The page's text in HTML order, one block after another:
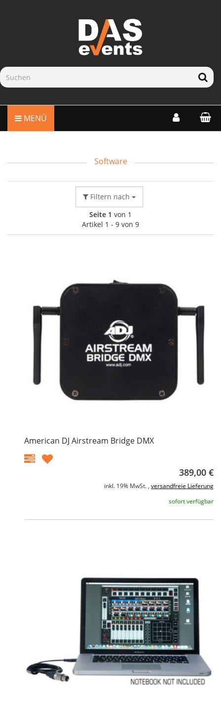
MENÜ
Software
Filtern nach
Seite 1 von 1
Artikel 1 - 9 von 9
American DJ Airstream Bridge DMX
389,00 €
inkl. 19% MwSt. , versandfreie Lieferung
sofort verfügbar